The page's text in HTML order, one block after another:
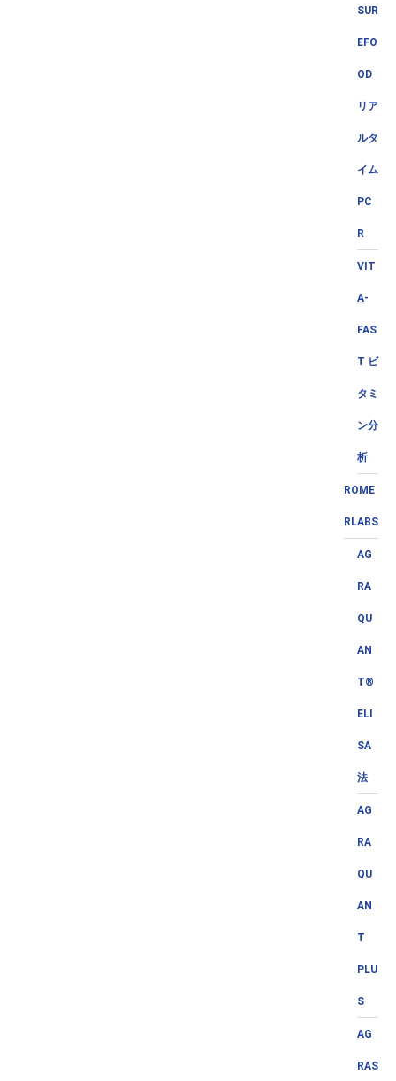
SUR
EFO
OD
リア
ルタ
イム
PC
R
VIT
A-
FAS
T ビ
タミ
ン分
析
ROME
RLABS
AG
RA
QU
AN
T®
ELI
SA
法
AG
RA
QU
AN
T
PLU
S
AG
RAS